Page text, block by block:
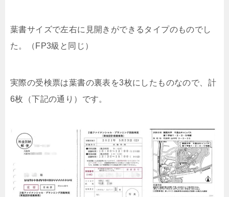
葉書サイズで左右に見開きができるタイプのものでし
た。（FP3級と同じ）
実際の受検票は葉書の裏表を3枚にしたものなので、計
6枚（下記の通り）です。